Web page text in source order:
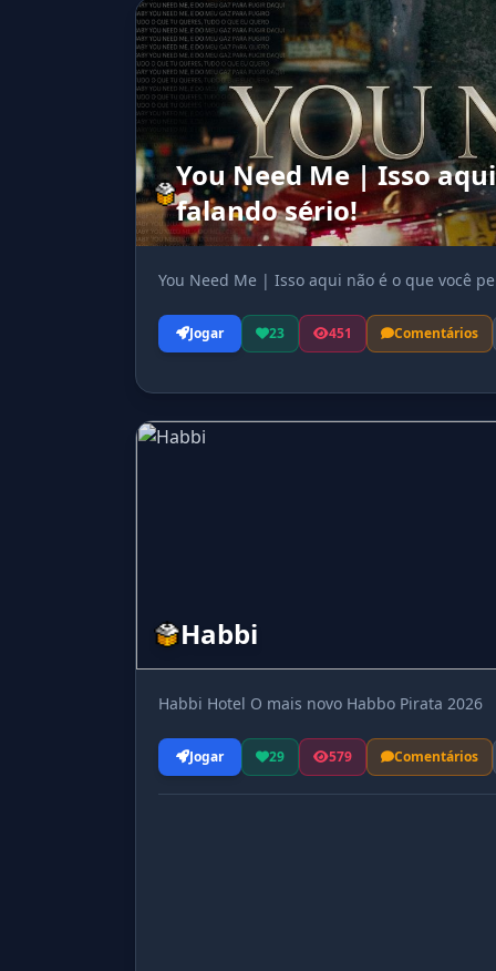
You Need Me | Isso
falando sério!
You Need Me | Isso aqui não é o que você
Jogar 23 451 Comentários
Habbi
Habbi Hotel O mais novo Habbo Pirata 2026
Jogar 29 579 Comentários